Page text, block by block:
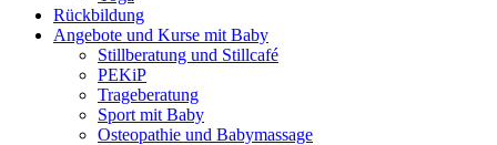
Rückbildung
Angebote und Kurse mit Baby
Stillberatung und Stillcafé
PEKiP
Trageberatung
Sport mit Baby
Osteopathie und Babymassage